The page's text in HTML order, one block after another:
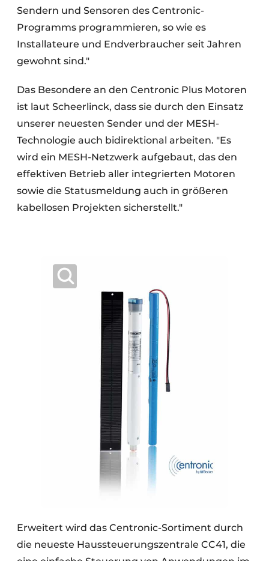
Sendern und Sensoren des Centronic-
Programms programmieren, so wie es
Installateure und Endverbraucher seit Jahren
gewohnt sind."
Das Besondere an den Centronic Plus Motoren
ist laut Scheerlinck, dass sie durch den Einsatz
unserer neuesten Sender und der MESH-
Technologie auch bidirektional arbeiten. "Es
wird ein MESH-Netzwerk aufgebaut, das den
effektiven Betrieb aller integrierten Motoren
sowie die Statusmeldung auch in größeren
kabellosen Projekten sicherstellt."
Erweitert wird das Centronic-Sortiment durch
die neueste Haussteuerungszentrale CC41, die